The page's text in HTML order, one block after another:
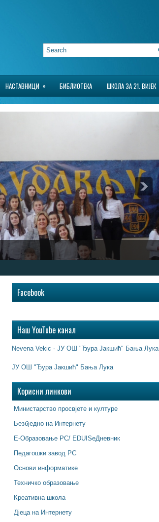
НАСТАВНИЦИ » БИБЛИОТЕКА ШКОЛА ЗА 21. ВИЈЕК
Facebook
Наш YouTube канал
Nevena Vekic - ЈУ ОШ "Ђура Јакшић" Бања Лука
ЈУ ОШ "Ђура Јакшић" Бања Лука
Корисни линкови
Министарство просвјете и културе
Безбједно на Интернету
Е-Образовање РС/ EDUISeДневник
Педагошки завод РС
Основи информатике
Техничко образовање
Креативна школа
Дјеца на Интернету